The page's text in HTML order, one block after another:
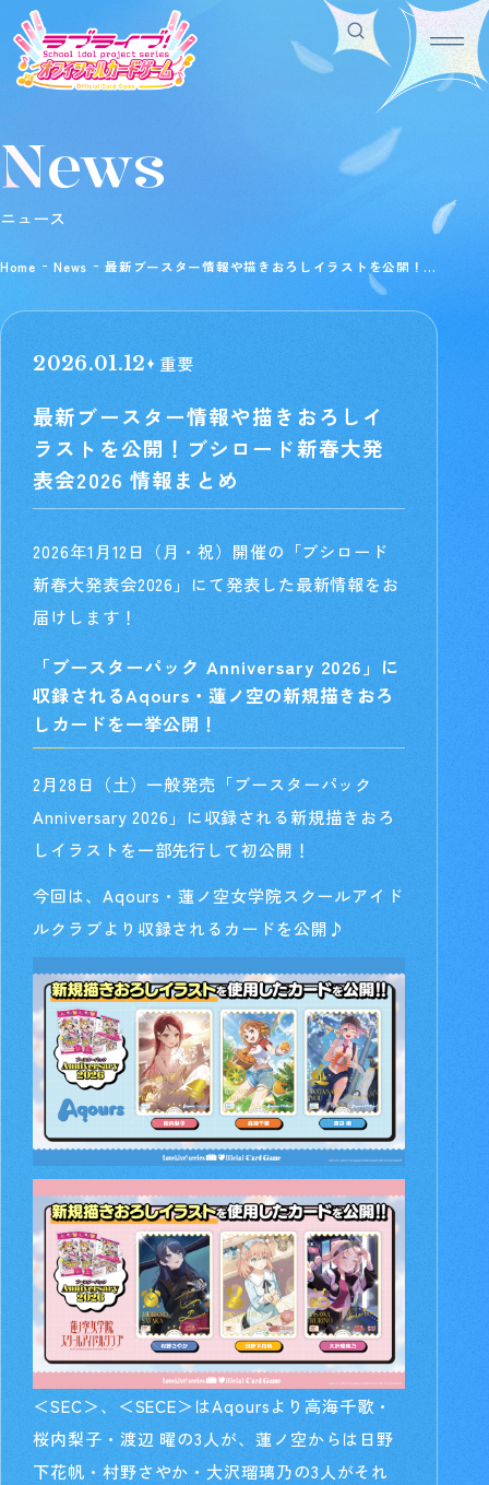
Home
ホーム
For Beginners
Rule/Q&A
ルール/Q&A
スケジュール 商品情報
イベント お店を探す
カードを探す デッキを作る/紹介/探す
Official
News
ニュース
Home News 最新ブースター情報や描きおろしイラストを公開！ブ
シロード新春大発表会2026 情報まとめ
2026.01.12 重要
最新ブースター情報や描きおろしイ
ラストを公開！ブシロード新春大発
表会2026 情報まとめ
2026年1月12日（月・祝）開催の「ブシロード
新春大発表会2026 」にて発表した最新情報をお
届けします！
「ブースターパック Anniversary 2026」に
収録されるAqours・蓮ノ空の新規描きおろ
しカードを一挙公開！
2月28日（土）一般発売「ブースターパック
Anniversary 2026」に収録される新規描きおろ
しイラストを一部先行して初公開！
今回は、Aqours・蓮ノ空女学院スクールアイド
ルクラブより収録されるカードを公開♪
＜SEC＞、＜SECE＞はAqoursより高海千歌・
桜内梨子・渡辺 曜の3人が、蓮ノ空からは日野
下花帆・村野さやか・大沢瑠璃乃の3人がそれ